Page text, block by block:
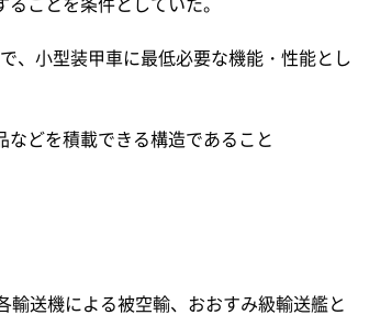
、小型装甲車に最低必要な機能・性能とし
どを積載できる構造であること
送機による被空輸、おおすみ級輸送艦と